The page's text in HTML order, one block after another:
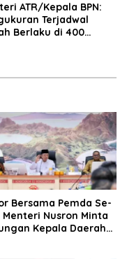
ATR/Kepala BPN:
Terjadwal
Berlaku di 400
Bersama Pemda Se-
Menteri Nusron Minta
Kepala Daerah